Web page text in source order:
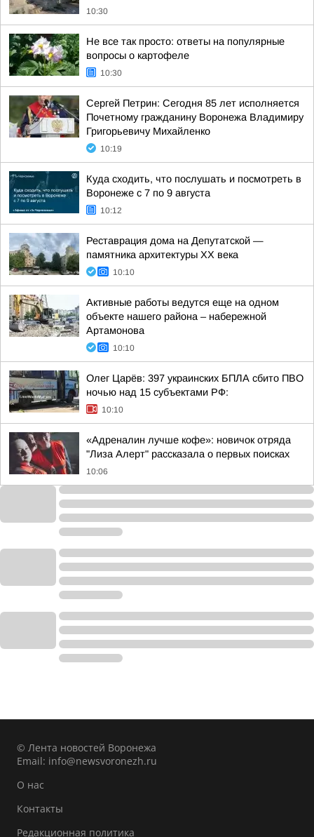
10:30
Не все так просто: ответы на популярные
вопросы о картофеле
10:30
Сергей Петрин: Сегодня 85 лет исполняется
Почетному гражданину Воронежа Владимиру
Григорьевичу Михайленко
10:19
Куда сходить, что послушать и посмотреть в
Воронеже с 7 по 9 августа
10:12
Реставрация дома на Депутатской —
памятника архитектуры ХХ века
10:10
Активные работы ведутся еще на одном
объекте нашего района – набережной
Артамонова
10:10
Олег Царёв: 397 украинских БПЛА сбито ПВО
ночью над 15 субъектами РФ:
10:10
«Адреналин лучше кофе»: новичок отряда
"Лиза Алерт" рассказала о первых поисках
10:06
© Лента новостей Воронежа
Email: info@newsvoronezh.ru
О нас
Контакты
Редакционная политика